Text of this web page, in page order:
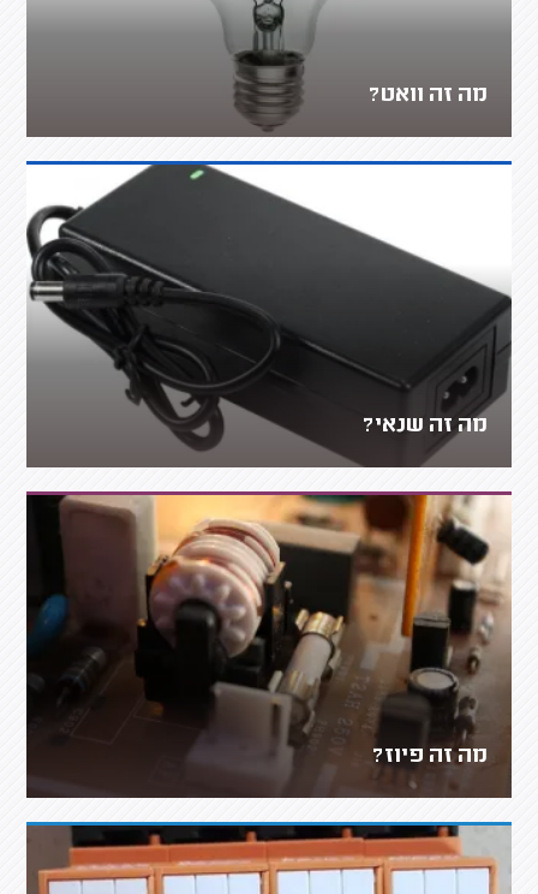
מה זה וואט?
מה זה שנאי?
מה זה פיוז?